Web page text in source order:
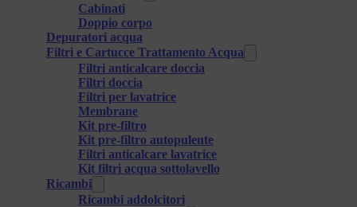
Cabinati
Doppio corpo
Depuratori acqua
Filtri e Cartucce Trattamento Acqua
Filtri anticalcare doccia
Filtri doccia
Filtri per lavatrice
Membrane
Kit pre-filtro
Kit pre-filtro autopulente
Filtri anticalcare lavatrice
Kit filtri acqua sottolavello
Ricambi
Ricambi addolcitori